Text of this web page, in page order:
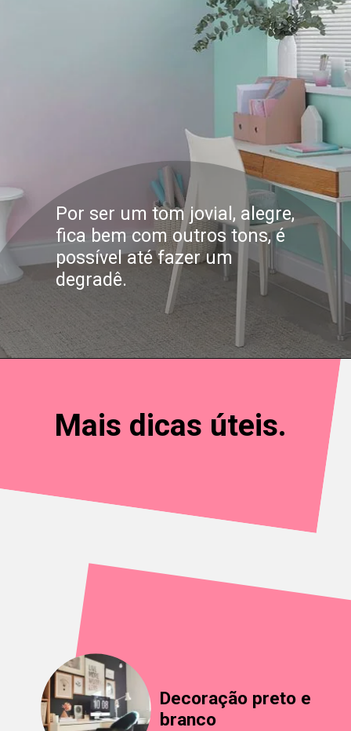
Por ser um tom jovial, alegre,
fica bem com outros tons, é
possível até fazer um
degradê.
Mais dicas úteis.
Decoração preto e
branco